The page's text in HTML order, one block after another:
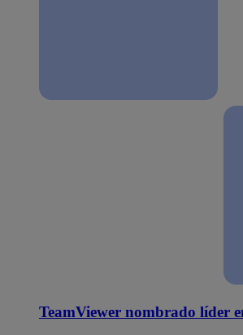
TeamViewer nombrado líder